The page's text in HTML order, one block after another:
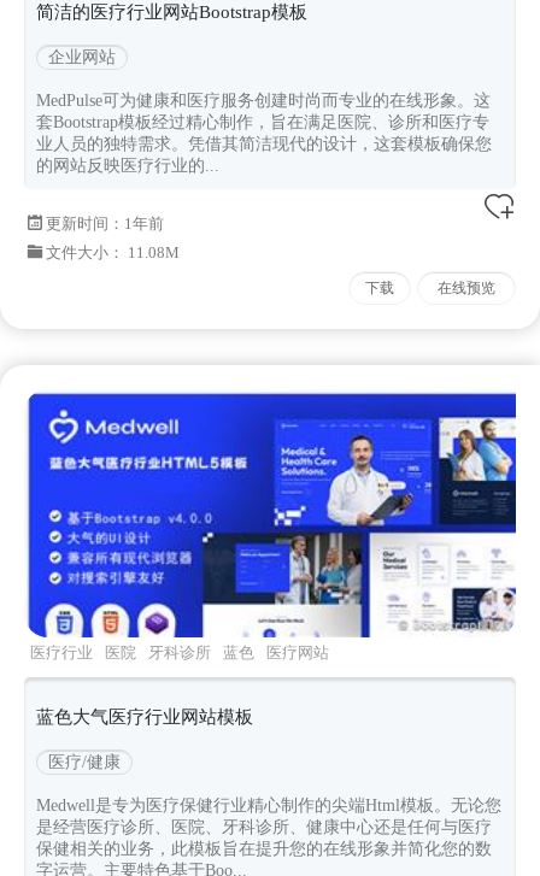
简洁的医疗行业网站Bootstrap模板
企业网站
MedPulse可为健康和医疗服务创建时尚而专业的在线形象。这
套Bootstrap模板经过精心制作，旨在满足医院、诊所和医疗专
业人员的独特需求。凭借其简洁现代的设计，这套模板确保您
的网站反映医疗行业的...
更新时间： 1年前
文件大小： 11.08M
下载 在线预览
医疗行业 医院 牙科诊所 蓝色 医疗网站
蓝色大气医疗行业网站模板
医疗/健康
Medwell是专为医疗保健行业精心制作的尖端Html模板。无论您
是经营医疗诊所、医院、牙科诊所、健康中心还是任何与医疗
保健相关的业务，此模板旨在提升您的在线形象并简化您的数
字运营。主要特色基于Boo...